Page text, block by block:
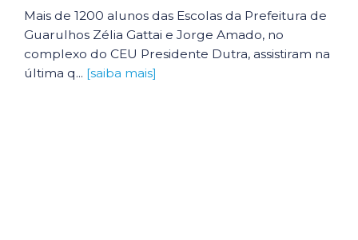
Mais de 1200 alunos das Escolas da Prefeitura de
Guarulhos Zélia Gattai e Jorge Amado, no
complexo do CEU Presidente Dutra, assistiram na
última q... [saiba mais]